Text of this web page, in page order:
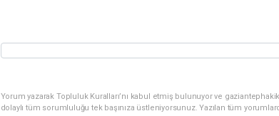
Yorum yazarak Topluluk Kuralları’nı kabul etmiş bulunuyor ve
dolaylı tüm sorumluluğu tek başınıza üstleniyorsunuz. Yazılan tüm